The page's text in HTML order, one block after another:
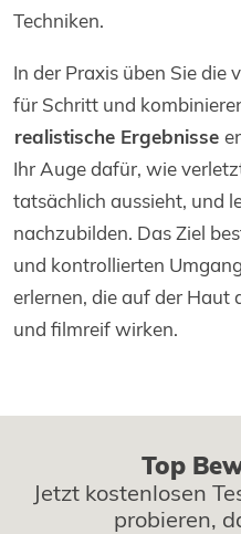
Techniken.
In der Praxis üben Sie die
für Schritt und
realistische Ergebnisse
Ihr Auge dafür, wie
tatsächlich aussieht, und
nachzubilden. Das Ziel
und kontrollierten
erlernen, die auf der
und filmreif wirken.
Top
Jetzt kostenlosen
probieren,